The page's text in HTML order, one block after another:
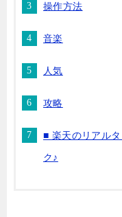
操作方法
音楽
人気
攻略
■ 楽天のリアル
ク♪